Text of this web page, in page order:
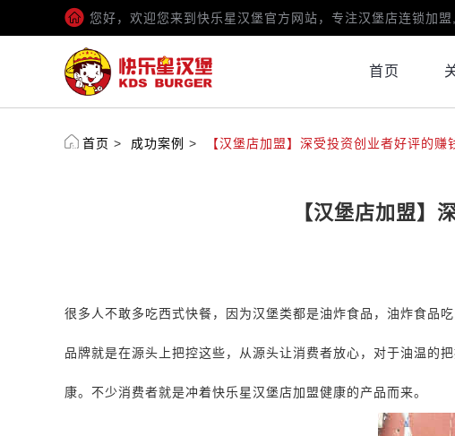
您好，欢迎您来到快乐星汉堡官方网站，专注汉堡店连锁加
首页
首页 > 成功案例 > 【汉堡店加盟】深受投资创业者好评的
【汉堡店加盟
很多人不敢多吃西式快餐，因为汉堡类都是油炸食品，油炸食品
品牌就是在源头上把控这些，从源头让消费者放心，对于油温的
康。不少消费者就是冲着快乐星汉堡店加盟健康的产品而来。